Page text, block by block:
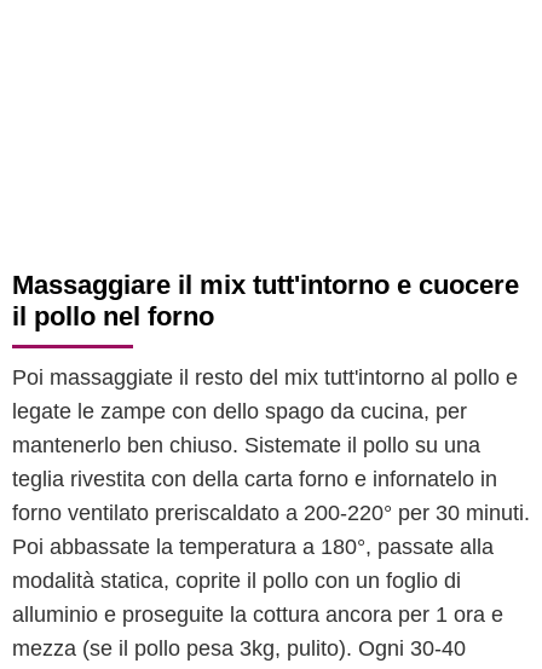
Massaggiare il mix tutt'intorno e cuocere
il pollo nel forno
Poi massaggiate il resto del mix tutt'intorno al pollo e
legate le zampe con dello spago da cucina, per
mantenerlo ben chiuso. Sistemate il pollo su una
teglia rivestita con della carta forno e infornatelo in
forno ventilato preriscaldato a 200-220° per 30 minuti.
Poi abbassate la temperatura a 180°, passate alla
modalità statica, coprite il pollo con un foglio di
alluminio e proseguite la cottura ancora per 1 ora e
mezza (se il pollo pesa 3kg, pulito). Ogni 30-40